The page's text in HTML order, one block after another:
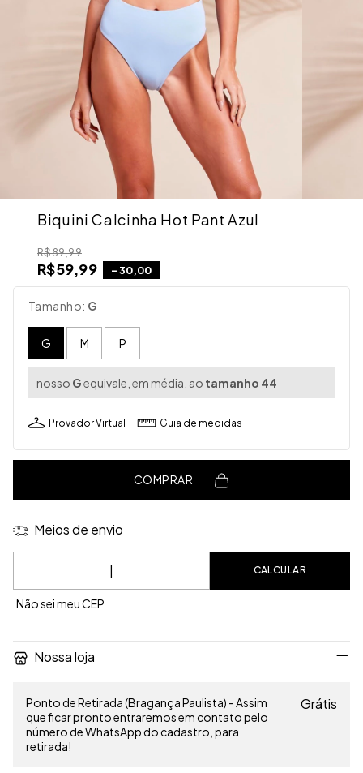
Biquini Calcinha Hot Pant Azul
R$89,99
R$59,99 -30,00
Tamanho: G
G M P
nosso Gequivale, em média, ao tamanho 44
Provador Virtual Guia de medidas
COMPRAR
Meios de envio
Entregas para o CEP:
CALCULAR
Não sei meu CEP
Nossa loja
Ponto de Retirada (Bragança Paulista) - Assim
que ficar pronto entraremos em contato pelo
número de WhatsApp do cadastro, para
retirada!
Grátis